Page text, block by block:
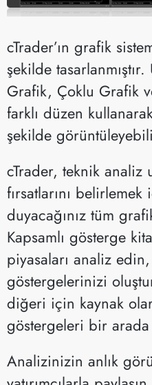
cTrader’ın grafik
şekilde
Grafik, Çoklu Grafik
farklı düzen
şekilde
cTrader, teknik analiz
fırsatlarını
duyacağınız tüm
Kapsamlı gösterge
piyasaları analiz
göstergelerinizi
diğeri için kaynak
göstergeleri bir arada
Analizinizin anlık